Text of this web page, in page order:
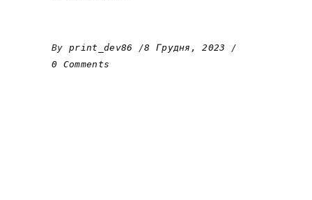
By print_dev86
8 Грудня, 2023
0 Comments